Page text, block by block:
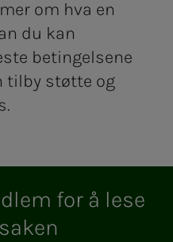
om hva en
du kan
betingelsene
tilby støtte og
for å lese